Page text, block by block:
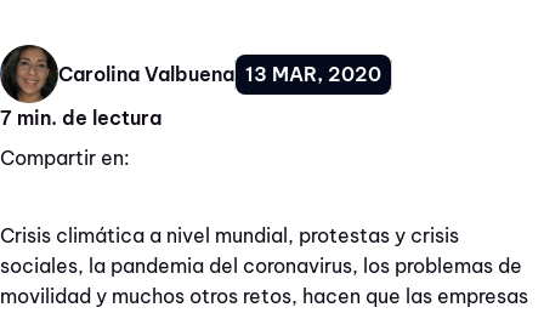
Carolina Valbuena 13 MAR, 2020
7 min. de lectura
Compartir en:
Crisis climática a nivel mundial, protestas y crisis
sociales, la pandemia del coronavirus, los problemas de
movilidad y muchos otros retos, hacen que las empresas